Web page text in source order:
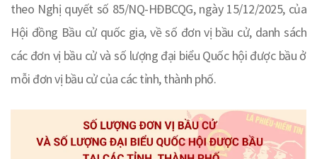
theo Nghị quyết số 85/NQ-HĐBCQG, ngày 15/12/2025, của
Hội đồng Bầu cử quốc gia, về số đơn vị bầu cử, danh sách
các đơn vị bầu cử và số lượng đại biểu Quốc hội được bầu ở
mỗi đơn vị bầu cử của các tỉnh, thành phố.